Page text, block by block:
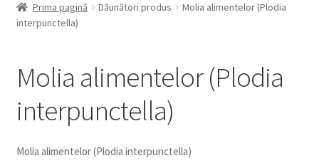
Produse BIO
Igienă publică
Casa și grădina
Prima pagină Dăunători produs
Molia alimentelor (Plodia
interpunctella)
Molia alimentelor (Plodia
interpunctella)
Molia alimentelor (Plodia interpunctella)